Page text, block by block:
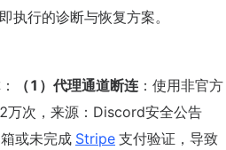
行的诊断与恢复方案。
（1）代理通道断连 ：使用非官方
万次，来源：Discord安全公告
或未完成 Stripe 支付验证，导致